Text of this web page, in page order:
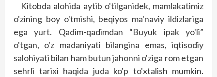
Kitobda alohida aytib o'tilganidek, mamlakatimiz
o'zining boy o'tmishi, beqiyos ma'naviy ildizlariga
ega yurt. Qadim-qadimdan “Buyuk ipak yo'li”
o'tgan, o'z madaniyati bilangina emas, iqtisodiy
salohiyati bilan ham butun jahonni o'ziga rom etgan
sehrli tarixi haqida juda ko'p to'xtalish mumkin.